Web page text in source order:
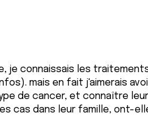
je connaissais les
mais en fait j'aimerais
de cancer, et connaître
cas dans leur famille, ont-